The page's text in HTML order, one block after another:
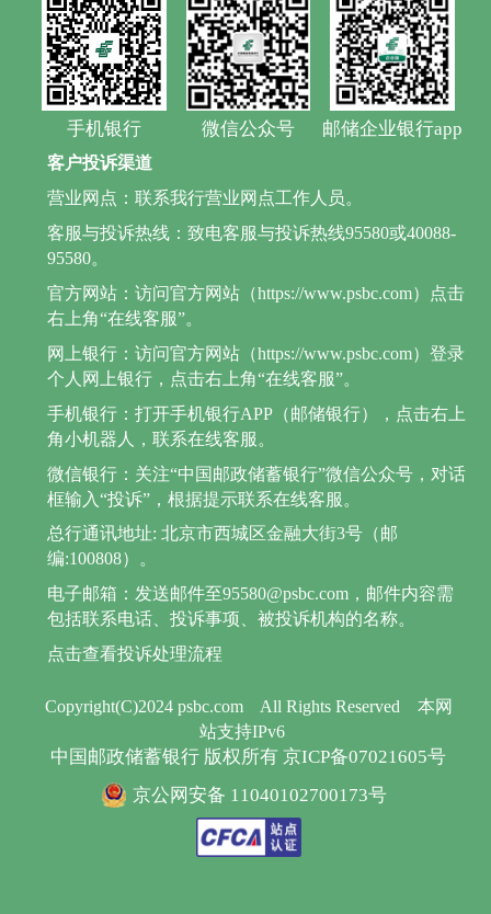
手机银行 微信公众号 邮储企业银行app
Copyright(C)2024 psbc.com All Rights Reserved
本网
站支持IPv6
中国邮政储蓄银行 版权所有 京ICP备07021605号
京公网安备 11040102700173号
客户投诉渠道
营业网点：联系我行营业网点工作人员。
客服与投诉热线：致电客服与投诉热线95580或40088-
95580。
官方网站：访问官方网站（https://www.psbc.com）点击
右上角“在线客服”。
网上银行：访问官方网站（https://www.psbc.com）登录
个人网上银行，点击右上角“在线客服”。
手机银行：打开手机银行APP（邮储银行），点击右上
角小机器人，联系在线客服。
微信银行：关注“中国邮政储蓄银行”微信公众号，对话
框输入“投诉”，根据提示联系在线客服。
总行通讯地址: 北京市西城区金融大街3号（邮
编:100808）。
电子邮箱：发送邮件至95580@psbc.com，邮件内容需
包括联系电话、投诉事项、被投诉机构的名称。
点击查看投诉处理流程